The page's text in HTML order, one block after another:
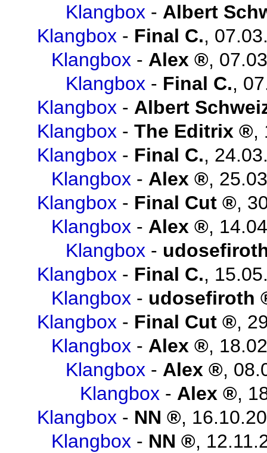
Klangbox - Albert
Klangbox - Final C.,
Klangbox - Alex ,
Klangbox - Final C.,
Klangbox - Albert
Klangbox - The Editrix ,
Klangbox - Final C.,
Klangbox - Alex ,
Klangbox - Final Cut ,
Klangbox - Alex ,
Klangbox -
Klangbox - Final C.,
Klangbox - udosefiroth
Klangbox - Final Cut ,
Klangbox - Alex ,
Klangbox - Alex ,
Klangbox - Alex ,
Klangbox - NN ,
Klangbox - NN ,